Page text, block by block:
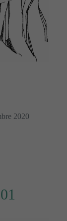
2020